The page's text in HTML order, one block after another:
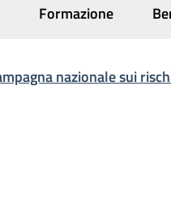
Formazione
nazionale sui